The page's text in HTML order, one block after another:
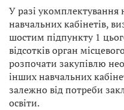
У разі
навчальних кабінетів,
шостим підпункту 1
відсотків орган
розпочати закупівлю
інших навчальних
залежно від потреби
освіти.